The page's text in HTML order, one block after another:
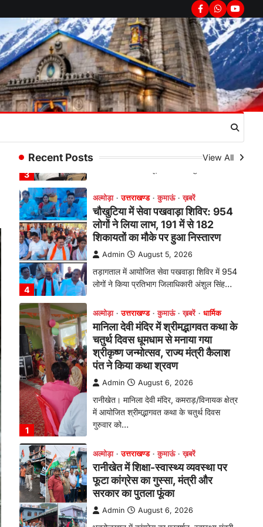
Facebook
Whatsapp
Recent Posts View All
2
Admin August 6, 2026
भतरोजखान में कांग्रेस का प्रदर्शन, स्वास्थ्य मंत्री
व शिक्षा मंत्री का फूंका पुतला 'विद्यालयों में…
3
अल्मोड़ा उत्तराखण्ड कुमाऊं ख़बरें
रानीखेत में युवा कांग्रेस की जिला बैठक,
8 अगस्त को खड़गे की हल्द्वानी रैली को
संगठन विस्तार के तहत कई नई नियुक्तियां, बूथ
4
अल्मोड़ा उत्तराखण्ड कुमाऊं ख़बरें
चौखुटिया में सेवा पखवाड़ा शिविर: 954
लोगों ने लिया लाभ, 191 में से 182
शिकायतों का मौके पर हुआ निस्तारण
Admin August 5, 2026
तड़ागताल में आयोजित सेवा पखवाड़ा शिविर में 954
लोगों ने किया प्रतिभाग जिलाधिकारी अंशुल सिंह…
1
अल्मोड़ा उत्तराखण्ड कुमाऊं ख़बरें धार्मिक
मानिला देवी मंदिर में श्रीमद्भागवत कथा के
चतुर्थ दिवस धूमधाम से मनाया गया
श्रीकृष्ण जन्मोत्सव, राज्य मंत्री कैलाश
पंत ने किया कथा श्रवण
Admin August 6, 2026
रानीखेत। मानिला देवी मंदिर, कमराड़/विनायक क्षेत्र
में आयोजित श्रीमद्भागवत कथा के चतुर्थ दिवस
गुरुवार को…
अल्मोड़ा उत्तराखण्ड कुमाऊं ख़बरें
रानीखेत में शिक्षा-स्वास्थ्य व्यवस्था पर
फूटा कांग्रेस का गुस्सा, मंत्री और
सरकार का पुतला फूंका
Admin August 6, 2026